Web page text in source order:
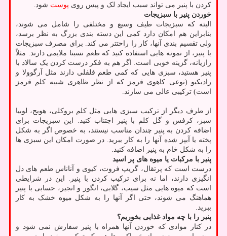
کردن با پنیر می تواند سبب ایجاد لک و پیس روی پوست شود.
خوردن پنیر با سبزیجات
البته که سبزیجات طیف وسیع و مختلفی را شامل می شوند،
بنابراین هم امکان دارد کمی این دسته بندی بزرگ به نظر برسد،
ولی تقسیم بندی آنها، کار را راحتتر می کند. برای مصرف سبزیجات
با پنیر، از نمونه هایی استفاده کنید که طعم نسبتا ملایمی دارند. مثلاً
رازیانه، گزینه خوبی است. اگر هم به فکر درست کردن یک سالاد با
پنیر هستید، سبزی هایی که کمی طعم فلفلی دارند مثل آرگوولا و
رادیکیو (نوعی کاهوی قرمز که از نظر ظاهری شبیه کلم قرمز
است) ترکیبی عالی می سازند.
از طرف دیگر از ترکیب سبزی هایی مثل کلم بروکلی، هویج، لوبیا
سبز، کرفس و گل کلم با پنیر اجتناب کنید. این سبزیجات برای
اضافه کردن به پنیر چندان مناسب نیستند، به خصوص اگر به شکل
پخته یا آبپز شده آنها را به کار ببرید. در صورت امکان این سبزی ها
را به شکل خام به پنیر اضافه کنید.
پنیر با مرکبات یا میوه های پر اسید
درست است که پرتقال، گریپ فروت، کیوی و آناناس طعم های دل
انگیزی دارند، اما نه برای ترکیب کردن با پنیر. این در شرایطی
است که میوه هایی مثل سیب، گلابی، انگور و انجیر، حسابی با پنیر
هماهنگ می شوند، حتی اگر آنها را به شکل میوه خشک به کار
ببرید.
پنیر را با چه مواد غذایی بخوریم؟
در کنار موادی که خوردن آنها همراه با پنیر سفارش نمی شود و